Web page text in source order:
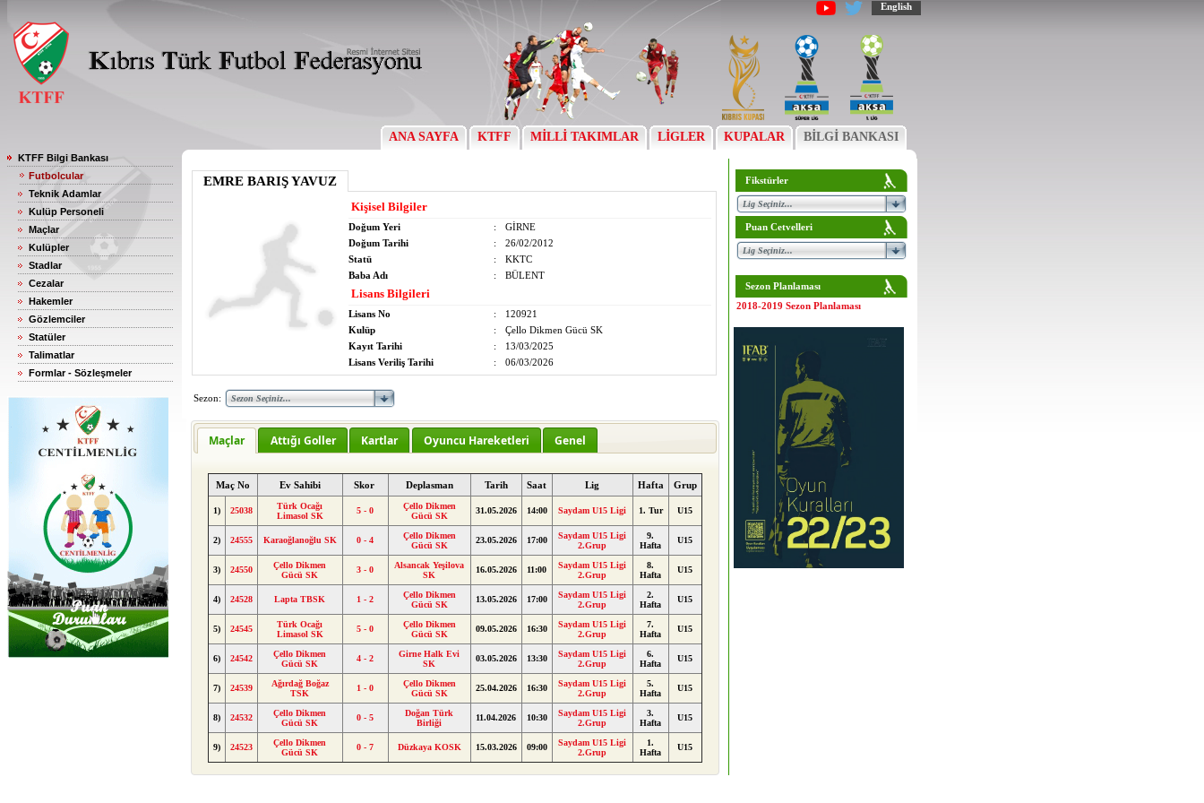
English
ANA SAYFA KTFF MİLLİ TAKIMLAR LİGLER KUPALAR BİLGİ BANKASI
KTFF Bilgi Bankası
Futbolcular
Teknik Adamlar
Kulüp Personeli
Maçlar
Kulüpler
Stadlar
Cezalar
Hakemler
Gözlemciler
Statüler
Talimatlar
Formlar - Sözleşmeler
EMRE BARIŞ YAVUZ
Kişisel Bilgiler
Doğum Yeri :
GİRNE
Doğum Tarihi
:
26/02/2012
Statü
:
KKTC
Baba Adı
: BÜLENT
Lisans Bilgileri
Lisans No :
120921
Kulüp
:
Çello Dikmen Gücü SK
Kayıt Tarihi
:
13/03/2025
Lisans Veriliş Tarihi
: 06/03/2026
Sezon:
Maçlar Attığı Goller Kartlar Oyuncu Hareketleri Genel
Maç No Ev Sahibi Skor Deplasman Tarih Saat Lig Hafta Grup
1) 25038
Türk Ocağı
Limasol SK
5 - 0
Çello Dikmen
Gücü SK
31.05.2026 14:00 Saydam U15 Ligi 1. Tur U15
2) 24555 Karaoğlanoğlu SK 0 - 4
Çello Dikmen
Gücü SK
23.05.2026 17:00
Saydam U15 Ligi
2.Grup
9.
Hafta
U15
3) 24550
Çello Dikmen
Gücü SK
3 - 0
Alsancak Yeşilova
SK
16.05.2026 11:00
Saydam U15 Ligi
2.Grup
8.
Hafta
U15
4) 24528 Lapta TBSK 1 - 2
Çello Dikmen
Gücü SK
13.05.2026 17:00
Saydam U15 Ligi
2.Grup
2.
Hafta
U15
5) 24545
Türk Ocağı
Limasol SK
5 - 0
Çello Dikmen
Gücü SK
09.05.2026 16:30
Saydam U15 Ligi
2.Grup
7.
Hafta
U15
6) 24542
Çello Dikmen
Gücü SK
4 - 2
Girne Halk Evi
SK
03.05.2026 13:30
Saydam U15 Ligi
2.Grup
6.
Hafta
U15
7) 24539
Ağırdağ Boğaz
TSK
1 - 0
Çello Dikmen
Gücü SK
25.04.2026 16:30
Saydam U15 Ligi
2.Grup
5.
Hafta
U15
8) 24532
Çello Dikmen
Gücü SK
0 - 5
Doğan Türk
Birliği
11.04.2026 10:30
Saydam U15 Ligi
2.Grup
3.
Hafta
U15
9) 24523
Çello Dikmen
Gücü SK
0 - 7 Düzkaya KOSK 15.03.2026 09:00
Saydam U15 Ligi
2.Grup
1.
Hafta
U15
Fikstürler
Puan Cetvelleri
Sezon Planlaması
2018-2019 Sezon Planlaması